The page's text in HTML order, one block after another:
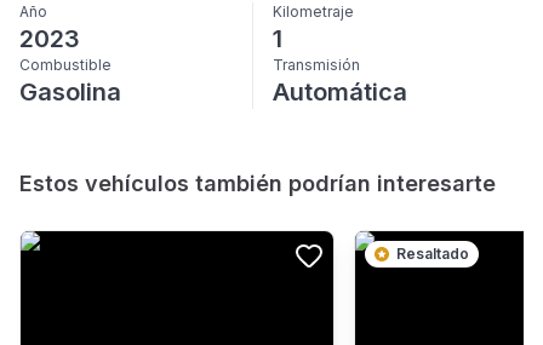
Año
2023
Kilometraje
1
Combustible
Gasolina
Transmisión
Automática
Estos vehículos también podrían interesarte
Resaltado